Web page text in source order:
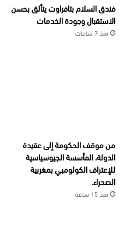
فندق السلام بتافراوت يتألق بحسن
الاستقبال وجودة الخدمات
منذ 7 ساعات
من موقف الحكومة إلى عقيدة
الدولة، المأسسة الجيوسياسية
للإعتراف الكولومبي بمغربية
الصحراء.
منذ 15 ساعة